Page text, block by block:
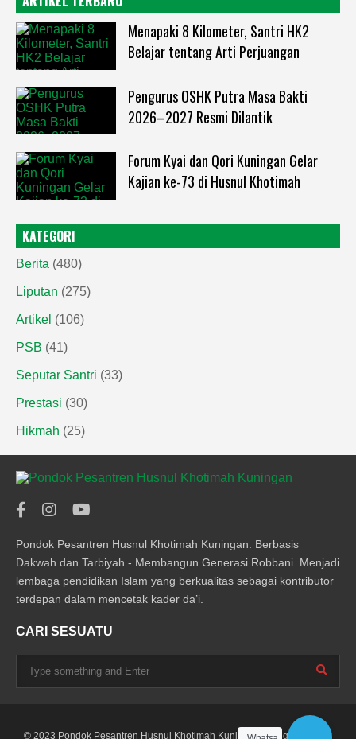
Menapaki 8 Kilometer, Santri HK2
Belajar tentang Arti Perjuangan
Pengurus OSHK Putra Masa Bakti
2026–2027 Resmi Dilantik
Forum Kyai dan Qori Kuningan Gelar
Kajian ke-73 di Husnul Khotimah
KATEGORI
Berita (480)
Liputan (275)
Artikel (106)
PSB (41)
Seputar Santri (33)
Prestasi (30)
Hikmah (25)
Pondok Pesantren Husnul Khotimah Kuningan. Berbasis
Dakwah dan Tarbiyah - Membangun Generasi Robbani. Menjadi
lembaga pendidikan Islam yang berkualitas sebagai kontributor
terdepan dalam mencetak kader da’i.
CARI SESUATU
© 2023 Pondok Pesantren Husnul Khotimah Kuningan. All rights